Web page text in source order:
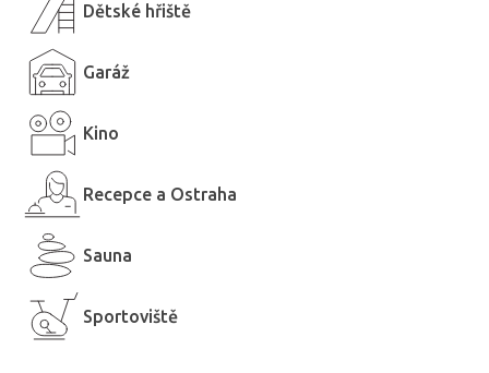
Dětské hřiště
Garáž
Kino
Recepce a Ostraha
Sauna
Sportoviště